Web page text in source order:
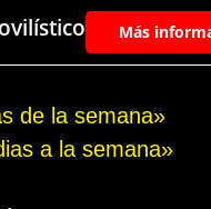
Más
de la semana»
a la semana»